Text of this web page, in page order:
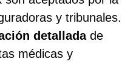
y tribunales.
detalladade
médicas y